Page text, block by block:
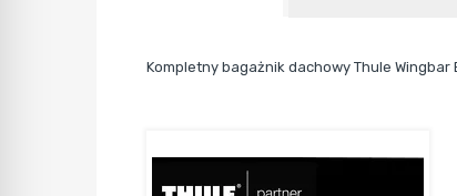
Kompletny bagażnik dachowy Thule